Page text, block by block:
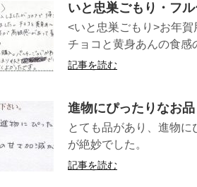
いと忠巣ごもり・フ
<いと忠巣ごもり>お年
チョコと黄身あんの食感
記事を読む
進物にぴったりなお品
とても品があり、進物
が絶
記事を読む